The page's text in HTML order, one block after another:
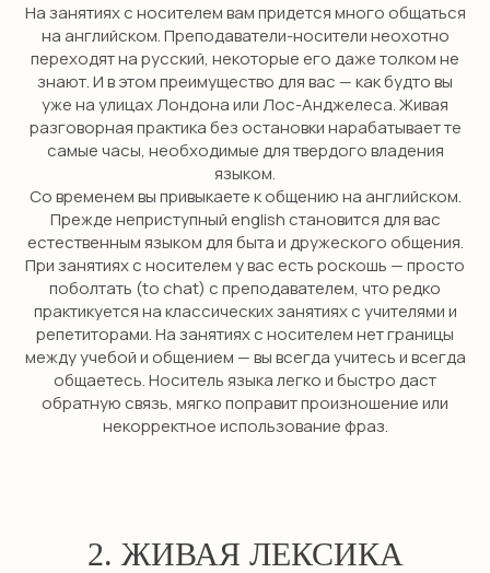
На занятиях с носителем вам придется много общаться
на английском. Преподаватели-носители неохотно
переходят на русский, некоторые его даже толком не
знают. И в этом преимущество для вас — как будто вы
уже на улицах Лондона или Лос-Анджелеса. Живая
разговорная практика без остановки нарабатывает те
самые часы, необходимые для твердого владения
языком.
Со временем вы привыкаете к общению на английском.
Прежде неприступный english становится для вас
естественным языком для быта и дружеского общения.
При занятиях с носителем у вас есть роскошь — просто
поболтать (to chat) с преподавателем, что редко
практикуется на классических занятиях с учителями и
репетиторами. На занятиях с носителем нет границы
между учебой и общением — вы всегда учитесь и всегда
общаетесь. Носитель языка легко и быстро даст
обратную связь, мягко поправит произношение или
некорректное использование фраз.
2. ЖИВАЯ ЛЕКСИКА